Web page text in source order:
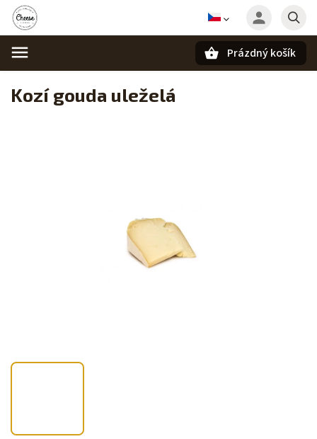
Prázdný košík
Kozí gouda uleželá